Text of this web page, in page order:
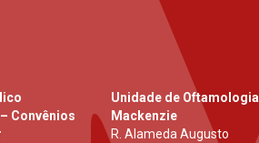
Convênios
Unidade de Oftamologia
Mackenzie
R. Alameda Augusto